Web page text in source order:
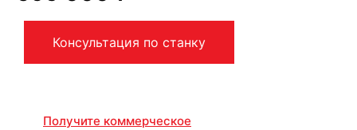
Консультация по станку
Получите коммерческое